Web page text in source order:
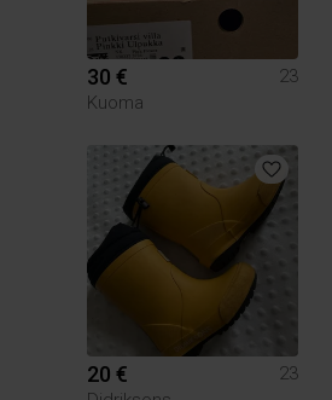
30 €
23
Kuoma
20 €
23